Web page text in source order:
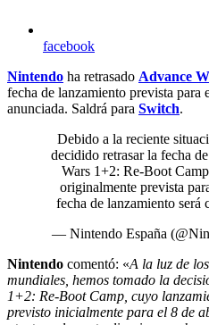
facebook
Nintendo ha retrasado Advance
fecha de lanzamiento prevista para
anunciada. Saldrá para Switch.
Debido a la reciente
decidido retrasar la fecha
Wars 1+2: Re-Boot
originalmente prevista
fecha de lanzamiento será
— Nintendo España
Nintendo comentó: «A la luz de
mundiales, hemos tomado la
1+2: Re-Boot Camp, cuyo
previsto inicialmente para el 8 de